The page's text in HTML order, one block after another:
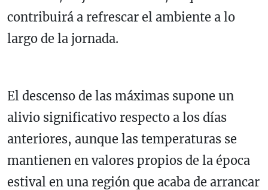
contribuirá a refrescar el ambiente a lo
largo de la jornada.
El descenso de las máximas supone un
alivio significativo respecto a los días
anteriores, aunque las temperaturas se
mantienen en valores propios de la época
estival en una región que acaba de arrancar